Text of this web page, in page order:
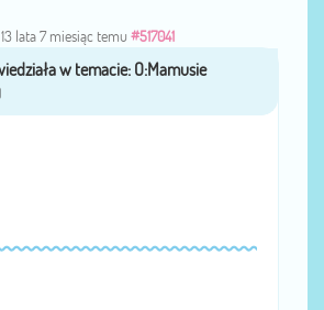
13 lata 7 miesiąc temu #517041
przezgosia2324